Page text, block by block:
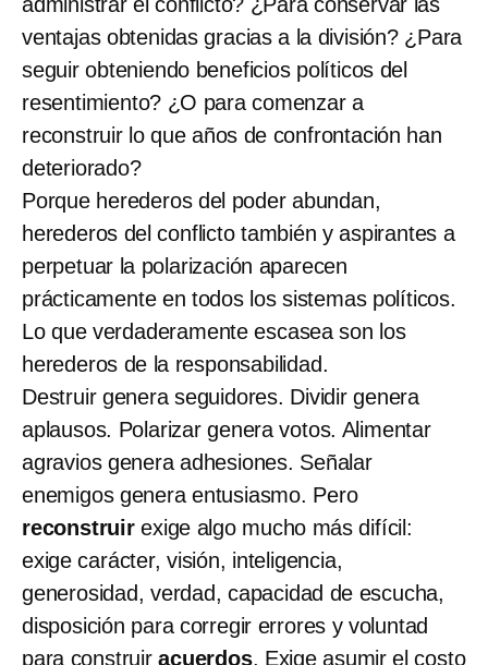
ventajas obtenidas gracias a la división? ¿Para
seguir obteniendo beneficios políticos del
resentimiento? ¿O para comenzar a
reconstruir lo que años de confrontación han
deteriorado?
Porque herederos del poder abundan,
herederos del conflicto también y aspirantes a
perpetuar la polarización aparecen
prácticamente en todos los sistemas políticos.
Lo que verdaderamente escasea son los
herederos de la responsabilidad.
Destruir genera seguidores. Dividir genera
aplausos. Polarizar genera votos. Alimentar
agravios genera adhesiones. Señalar
enemigos genera entusiasmo. Pero
reconstruirexige algo mucho más difícil:
exige carácter, visión, inteligencia,
generosidad, verdad, capacidad de escucha,
disposición para corregir errores y voluntad
para construiracuerdos. Exige asumir el costo